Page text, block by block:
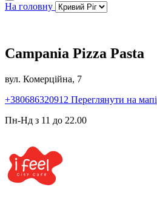
На головну
Campania Pizza Pasta
вул. Комерційна, 7
+380686320912 Переглянути на мапі
Пн-Нд з 11 до 22.00